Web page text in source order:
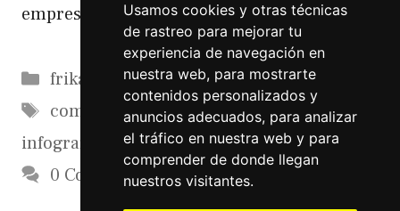
Usamos cookies y otras técnicas
de rastreo para mejorar tu
experiencia de navegación en
nuestra web, para mostrarte
contenidos personalizados y
anuncios adecuados, para analizar
el tráfico en nuestra web y para
comprender de donde llegan
nuestros visitantes.
empresa y eso no es tarea sencilla
Categorías
frikadas
Etiquetas
communitymanager,frikismo,
infografia
socialmedia
0 Comments